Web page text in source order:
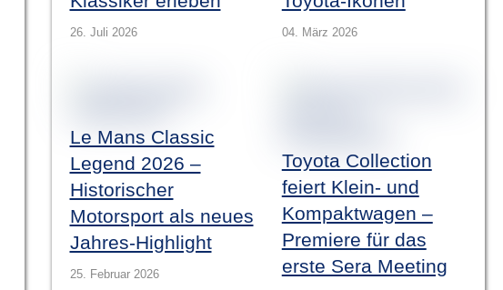
26. Juli 2026 04. März 2026
Le Mans Classic
Legend 2026 –
Historischer
Motorsport als neues
Jahres-Highlight
25. Februar 2026
Toyota Collection
feiert Klein- und
Kompaktwagen –
Premiere für das
erste Sera Meeting